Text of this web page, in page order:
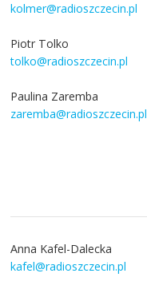
kolmer@radioszczecin.pl
Piotr Tolko
tolko@radioszczecin.pl
Paulina Zaremba
zaremba@radioszczecin.pl
Anna Kafel-Dalecka
kafel@radioszczecin.pl